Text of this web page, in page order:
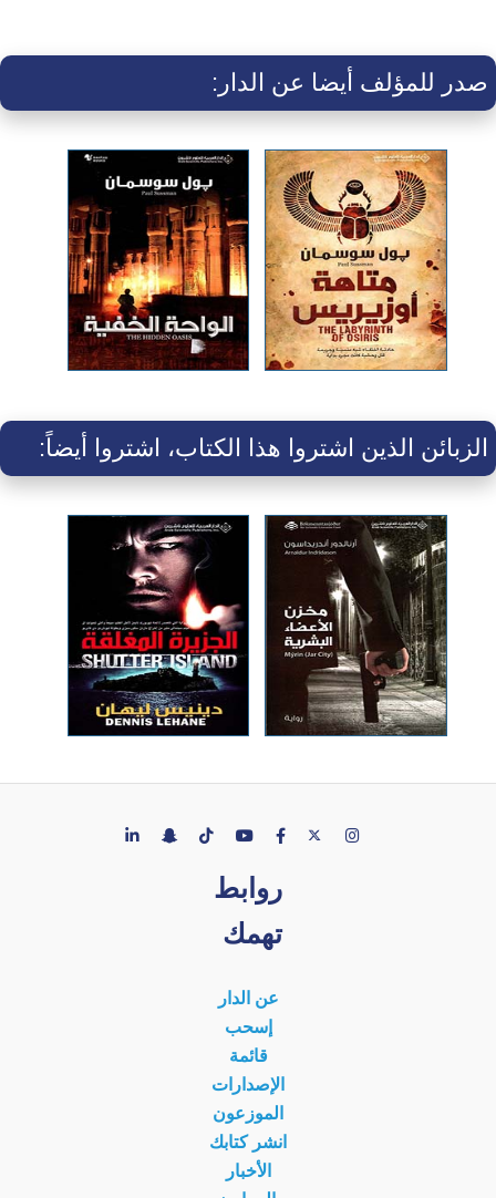
صدر للمؤلف أيضا عن الدار:
الزبائن الذين اشتروا هذا الكتاب، اشتروا أيضاً:
روابط
تهمك
عن الدار
إسحب
قائمة
الإصدارات
الموزعون
انشر كتابك
الأخبار